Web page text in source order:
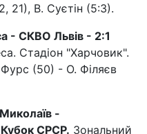
21), В. Суєтін (5:3).
- СКВО Львів - 2:1
Стадіон "Харчовик".
(50) - О. Філяєв
-
СРСР. Зональний